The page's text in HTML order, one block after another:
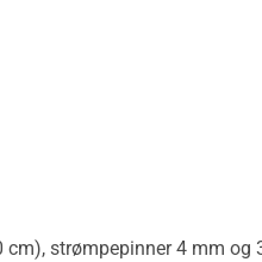
strømpepinner 4 mm